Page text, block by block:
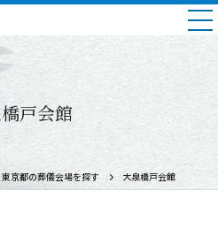
戸会館
東京都の葬儀会場を探す 大泉橋戸会館